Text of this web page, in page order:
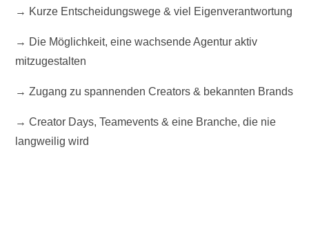
→ Kurze Entscheidungswege & viel Eigenverantwortung
→ Die Möglichkeit, eine wachsende Agentur aktiv
mitzugestalten
→ Zugang zu spannenden Creators & bekannten Brands
→ Creator Days, Teamevents & eine Branche, die nie
langweilig wird